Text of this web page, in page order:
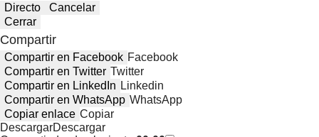
Directo
Cancelar
Cerrar
Compartir
Compartir en Facebook Facebook
Compartir en Twitter Twitter
Compartir en LinkedIn Linkedin
Compartir en WhatsApp WhatsApp
Copiar enlace Copiar
DescargarDescargar